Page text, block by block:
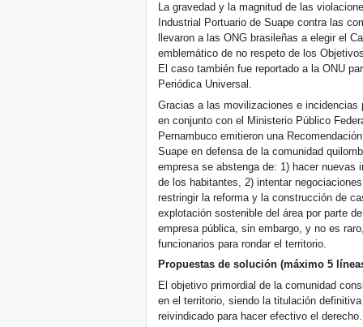
La gravedad y la magnitud de las
Industrial Portuario de Suape contra las
llevaron a las ONG brasileñas a elegir el
emblemático de no respeto de los
El caso también fue reportado a la ONU
Periódica Universal.
Gracias a las movilizaciones e
en conjunto con el Ministerio Público
Pernambuco emitieron una
Suape en defensa de la comunidad
empresa se abstenga de: 1) hacer nuevas
de los habitantes, 2) intentar
restringir la reforma y la construcción de
explotación sostenible del área por parte
empresa pública, sin embargo, y no es
funcionarios para rondar el territorio.
Propuestas de solución (máximo 5
El objetivo primordial de la comunidad
en el territorio, siendo la titulación
reivindicado para hacer efectivo el